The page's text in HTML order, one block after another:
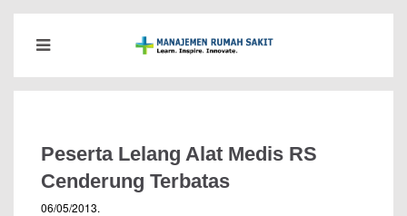
Peserta Lelang Alat Medis RS
Cenderung Terbatas
06/05/2013.